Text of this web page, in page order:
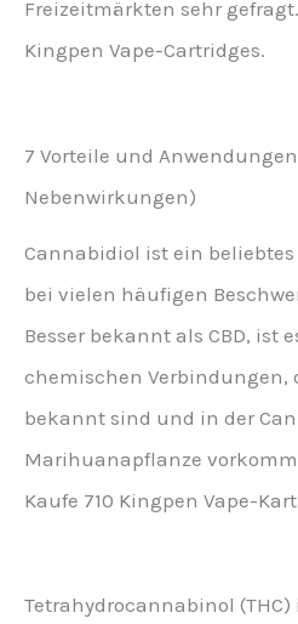
Freizeitmärkten sehr
Kingpen Vape-Cartridges.
7 Vorteile und
Nebenwirkungen)
Cannabidiol ist ein
bei vielen häufigen
Besser bekannt als CBD, ist
chemischen Verbindungen,
bekannt sind und in der
Marihuanapflanze
Kaufe 710 Kingpen Vape-
Tetrahydrocannabinol